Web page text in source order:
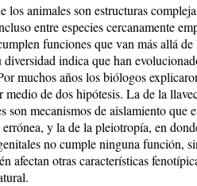
los animales son estructuras
entre especies cercanamente
funciones que van más allá
diversidad indica que han
muchos años los biólogos
de dos hipótesis. La de la
son mecanismos de aislamiento que
y la de la pleiotropía, en
no cumple ninguna función,
afectan otras características